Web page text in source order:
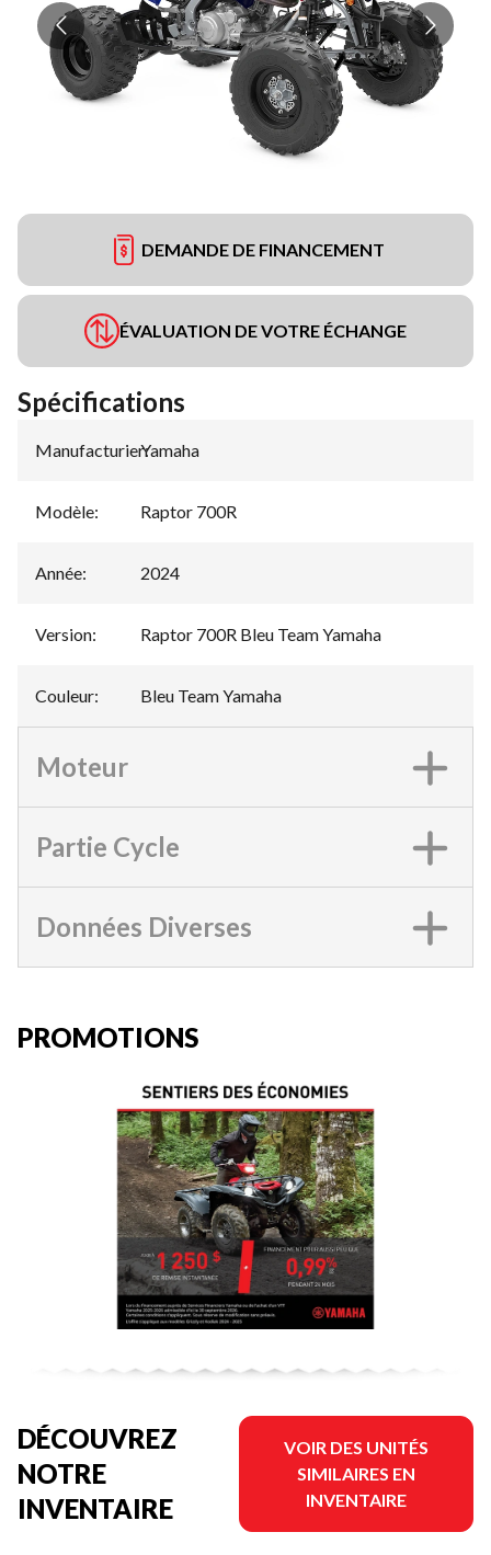
DEMANDE DE FINANCEMENT
ÉVALUATION DE VOTRE ÉCHANGE
Spécifications
Manufacturier:
Yamaha
Modèle: Raptor 700R
Année: 2024
Version: Raptor 700R Bleu Team Yamaha
Couleur: Bleu Team Yamaha
Moteur
Partie Cycle
Données Diverses
PROMOTIONS
DÉCOUVREZ
NOTRE
INVENTAIRE
VOIR DES UNITÉS
SIMILAIRES EN
INVENTAIRE